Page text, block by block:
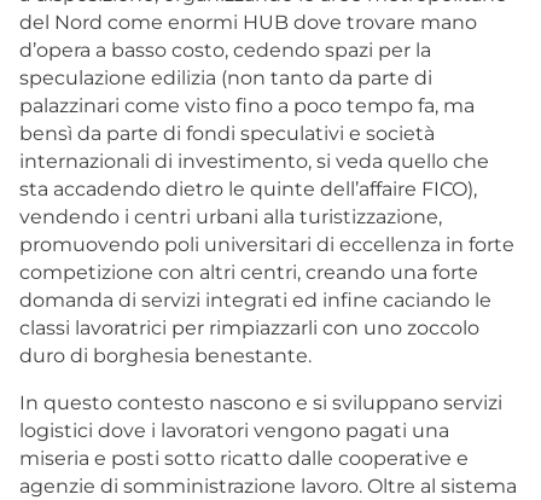
del Nord come enormi HUB dove trovare mano
d’opera a basso costo, cedendo spazi per la
speculazione edilizia (non tanto da parte di
palazzinari come visto fino a poco tempo fa, ma
bensì da parte di fondi speculativi e società
internazionali di investimento, si veda quello che
sta accadendo dietro le quinte dell’affaire FICO),
vendendo i centri urbani alla turistizzazione,
promuovendo poli universitari di eccellenza in forte
competizione con altri centri, creando una forte
domanda di servizi integrati ed infine caciando le
classi lavoratrici per rimpiazzarli con uno zoccolo
duro di borghesia benestante.
In questo contesto nascono e si sviluppano servizi
logistici dove i lavoratori vengono pagati una
miseria e posti sotto ricatto dalle cooperative e
agenzie di somministrazione lavoro. Oltre al sistema